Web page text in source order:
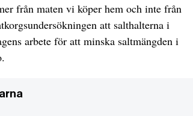
från maten vi köper hem och inte från
att salthalterna i
arbete för att minska saltmängden i